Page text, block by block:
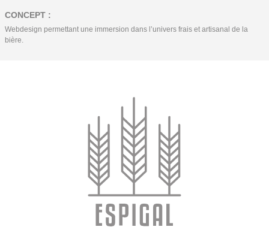
CONCEPT :
Webdesign permettant une immersion dans l’univers frais et artisanal de la
bière.